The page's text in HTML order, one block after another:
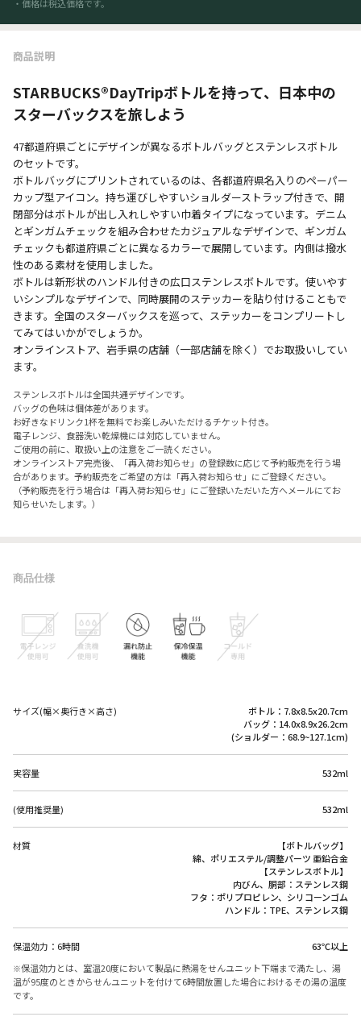
・価格は税込価格です。
商品説明
STARBUCKS®DayTripボトルを持って、日本中の
スターバックスを旅しよう
47都道府県ごとにデザインが異なるボトルバッグとステンレスボトル
のセットです。
ボトルバッグにプリントされているのは、各都道府県名入りのペーパー
カップ型アイコン。持ち運びしやすいショルダーストラップ付きで、開
閉部分はボトルが出し入れしやすい巾着タイプになっています。デニム
とギンガムチェックを組み合わせたカジュアルなデザインで、ギンガム
チェックも都道府県ごとに異なるカラーで展開しています。内側は撥水
性のある素材を使用しました。
ボトルは新形状のハンドル付きの広口ステンレスボトルです。使いやす
いシンプルなデザインで、同時展開のステッカーを貼り付けることもで
きます。全国のスターバックスを巡って、ステッカーをコンプリートし
てみてはいかがでしょうか。
オンラインストア、岩手県の店舗（一部店舗を除く）でお取扱いしてい
ます。
ステンレスボトルは全国共通デザインです。
バッグの色味は個体差があります。
お好きなドリンク1杯を無料でお楽しみいただけるチケット付き。
電子レンジ、食器洗い乾燥機には対応していません。
ご使用の前に、取扱い上の注意をご一読ください。
オンラインストア完売後、「再入荷お知らせ」の登録数に応じて予約販売を行う場
合があります。予約販売をご希望の方は「再入荷お知らせ」にご登録ください。
（予約販売を行う場合は「再入荷お知らせ」にご登録いただいた方へメールにてお
知らせいたします。）
商品仕様
サイズ(幅×奥行き×高さ)
ボトル：7.8x8.5x20.7cm
バッグ：14.0x8.9x26.2cm
(ショルダー：68.9~127.1cm)
実容量 532ml
(使用推奨量) 532ml
材質
【ボトルバッグ】
綿、ポリエステル/調整パーツ 亜鉛合金
【ステンレスボトル】
内びん、胴部：ステンレス鋼
フタ：ポリプロピレン、シリコーンゴム
ハンドル：TPE、ステンレス鋼
保温効力：6時間
63℃以上
保温効力とは、室温20度において製品に熱湯をせんユニット下端まで満たし、湯
温が95度のときからせんユニットを付けて6時間放置した場合におけるその湯の温度
です。